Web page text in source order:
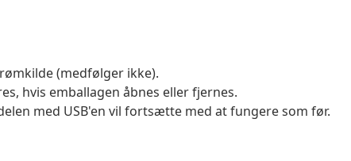
(medfølger ikke).
hvis emballagen åbnes eller fjernes.
med USB'en vil fortsætte med at fungere som før.